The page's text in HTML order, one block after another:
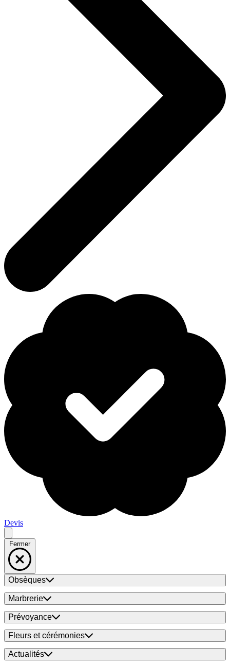
Devis
Fermer
Obsèques
Marbrerie
Prévoyance
Fleurs et cérémonies
Actualités